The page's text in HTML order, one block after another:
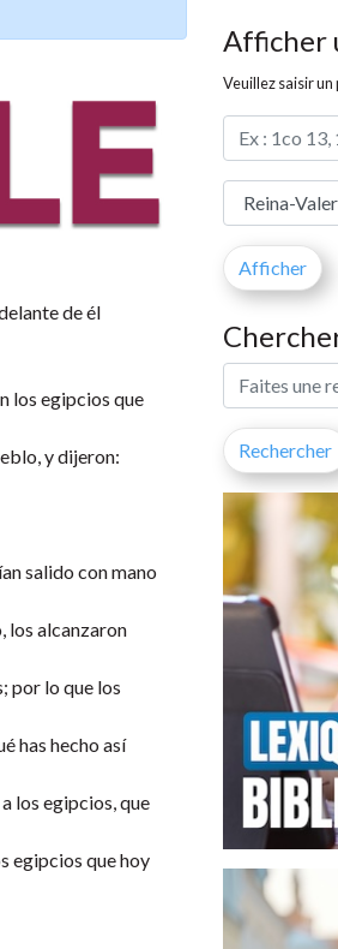
de él
los egipcios que
y dijeron:
salido con mano
los alcanzaron
por lo que los
has hecho así
los egipcios, que
egipcios que hoy
Afficher
Veuillez saisir un